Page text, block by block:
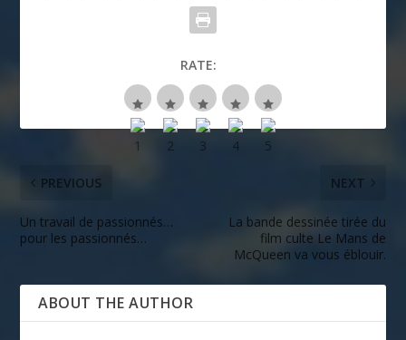
RATE:
PREVIOUS
Un travail de passionnés…
pour les passionnés…
NEXT
La bande dessinée tirée du
film culte Le Mans de
McQueen va vous éblouir.
ABOUT THE AUTHOR